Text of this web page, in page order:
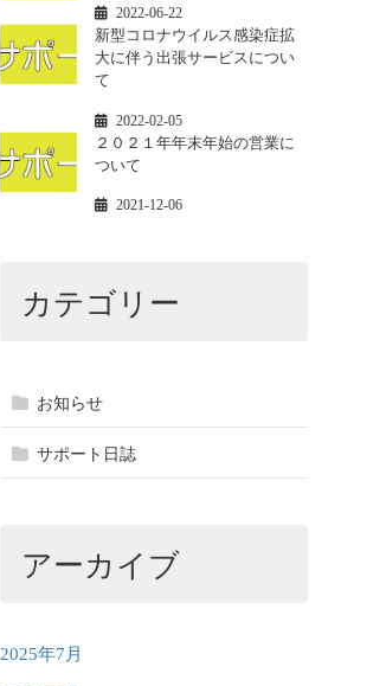
2022-06-22
新型コロナウイルス感染症拡
大に伴う出張サービスについ
て
2022-02-05
２０２１年年末年始の営業に
ついて
2021-12-06
カテゴリー
お知らせ
サポート日誌
アーカイブ
2025年7月